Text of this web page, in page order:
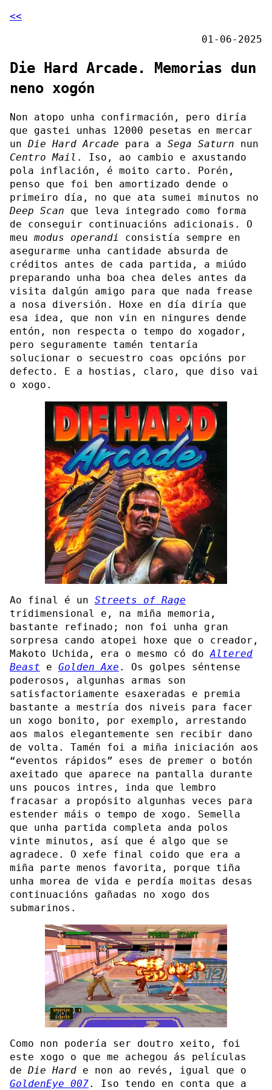
<<
01-06-2025
Die Hard Arcade. Memorias dun
neno xogón
Non atopo unha confirmación, pero diría
que gastei unhas 12000 pesetas en mercar
un Die Hard Arcade para a Sega Saturn nun
Centro Mail . Iso, ao cambio e axustando
pola inflación, é moito carto. Porén,
penso que foi ben amortizado dende o
primeiro día, no que ata sumei minutos no
Deep Scan que leva integrado como forma
de conseguir continuacións adicionais. O
meu modus operandi
consistía sempre en
asegurarme unha cantidade absurda de
créditos antes de cada partida, a miúdo
preparando unha boa chea deles antes da
visita dalgún amigo para que nada frease
a nosa diversión. Hoxe en día diría que
esa idea, que non vin en ningures dende
entón, non respecta o tempo do xogador,
pero seguramente tamén tentaría
solucionar o secuestro coas opcións por
defecto. E a hostias, claro, que diso vai
o xogo.
Ao final é un Streets of Rage
tridimensional e, na miña memoria,
bastante refinado; non foi unha gran
sorpresa cando atopei hoxe que o creador,
Makoto Uchida, era o mesmo có doAltered
Beast e Golden Axe . Os golpes séntense
poderosos, algunhas armas son
satisfactoriamente esaxeradas e premia
bastante a mestría dos niveis para facer
un xogo bonito, por exemplo, arrestando
aos malos elegantemente sen recibir dano
de volta. Tamén foi a miña iniciación aos
“eventos rápidos” eses de premer o botón
axeitado que aparece na pantalla durante
uns poucos intres, inda que lembro
fracasar a propósito algunhas veces para
estender máis o tempo de xogo. Semella
que unha partida completa anda polos
vinte minutos, así que é algo que se
agradece. O xefe final coido que era a
miña parte menos favorita, porque tiña
unha morea de vida e perdía moitas desas
continuacións gañadas no xogo dos
submarinos.
Como non podería ser doutro xeito, foi
este xogo o que me achegou ás películas
de Die Hard e non ao revés, igual que o
GoldenEye 007. Iso tendo en conta que a